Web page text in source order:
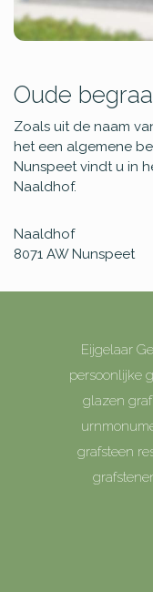
Oude
Zoals uit de naam
het een algemene
Nunspeet vindt u in
Naaldhof.
Naaldhof
8071 AW Nunspeet
Eijgelaar
persoonlijke
glazen
grafsteen